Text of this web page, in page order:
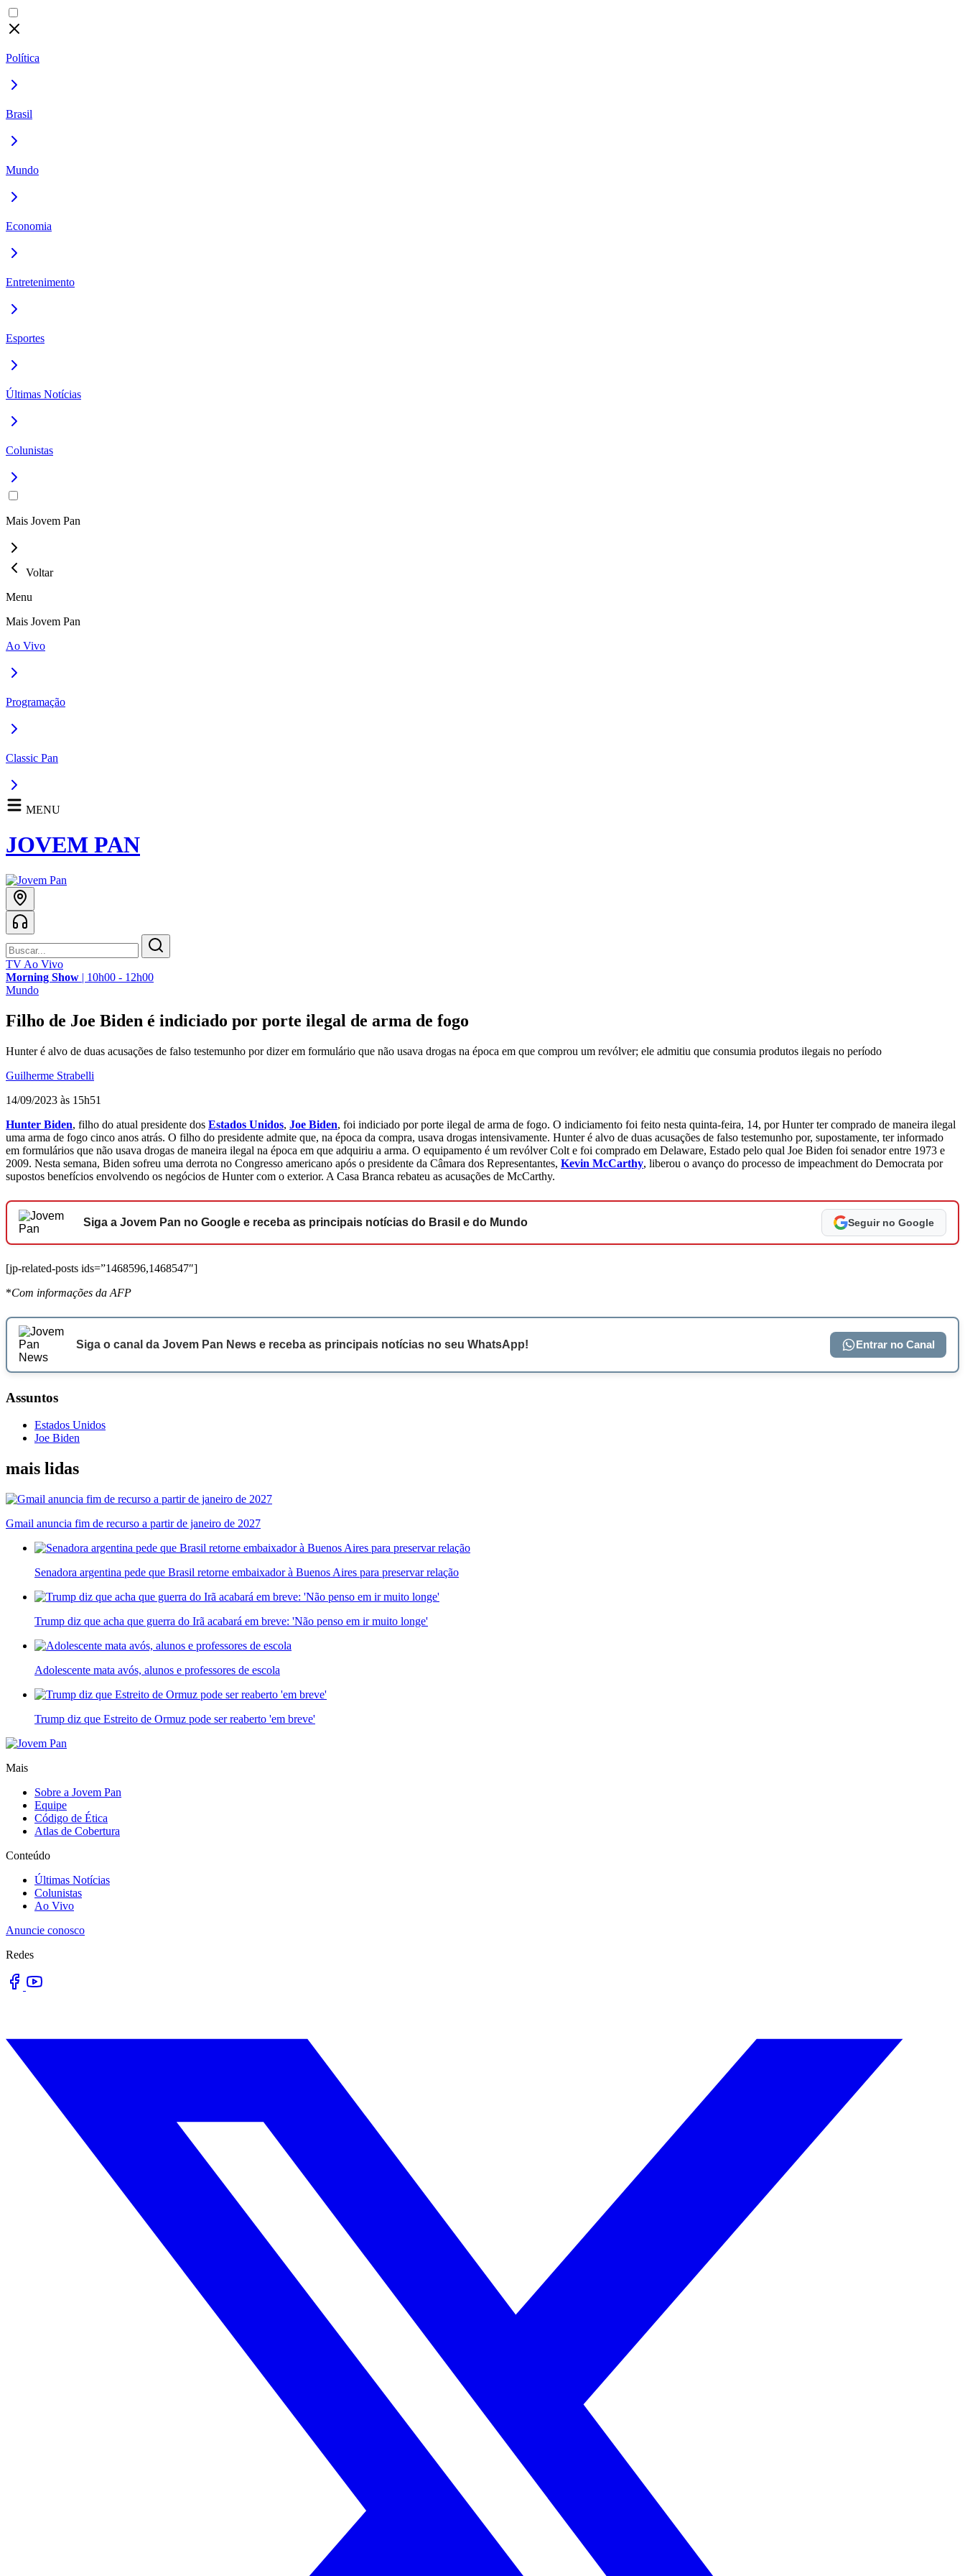
Política
Brasil
Mundo
Economia
Entretenimento
Esportes
Últimas Notícias
Colunistas
Mais Jovem Pan
Voltar
Menu
Mais Jovem Pan
Ao Vivo
Programação
Classic Pan
MENU
JOVEM PAN
TV Ao Vivo
Morning Show | 10h00 - 12h00
Mundo
Filho de Joe Biden é indiciado por porte ilegal de arma de fogo
Hunter é alvo de duas acusações de falso testemunho por dizer em formulário que não usava drogas na época em que comprou um revólver; ele admitiu que consumia produtos ilegais no período
Guilherme Strabelli
14/09/2023 às 15h51
Hunter Biden, filho do atual presidente dos Estados Unidos, Joe Biden, foi indiciado por porte ilegal de arma de fogo. O indiciamento foi feito nesta quinta-feira, 14, por Hunter ter comprado de maneira ilegal
uma arma de fogo cinco anos atrás. O filho do presidente admite que, na época da compra, usava drogas intensivamente. Hunter é alvo de duas acusações de falso testemunho por, supostamente, ter informado
em formulários que não usava drogas de maneira ilegal na época em que adquiriu a arma. O equipamento é um revólver Colt e foi comprado em Delaware, Estado pelo qual Joe Biden foi senador entre 1973 e
2009. Nesta semana, Biden sofreu uma derrota no Congresso americano após o presidente da Câmara dos Representantes, Kevin McCarthy, liberou o avanço do processo de impeachment do Democrata por
supostos benefícios envolvendo os negócios de Hunter com o exterior. A Casa Branca rebateu as acusações de McCarthy.
Siga a Jovem Pan no Google e receba as principais notícias do Brasil e do Mundo Seguir no Google
[jp-related-posts ids=”1468596,1468547″]
*Com informações da AFP
Siga o canal da Jovem Pan News e receba as principais notícias no seu WhatsApp! Entrar no Canal
Assuntos
Estados Unidos
Joe Biden
mais lidas
Gmail anuncia fim de recurso a partir de janeiro de 2027
Senadora argentina pede que Brasil retorne embaixador à Buenos Aires para preservar relação
Trump diz que acha que guerra do Irã acabará em breve: 'Não penso em ir muito longe'
Adolescente mata avós, alunos e professores de escola
Trump diz que Estreito de Ormuz pode ser reaberto 'em breve'
Mais
Sobre a Jovem Pan
Equipe
Código de Ética
Atlas de Cobertura
Conteúdo
Últimas Notícias
Colunistas
Ao Vivo
Anuncie conosco
Redes